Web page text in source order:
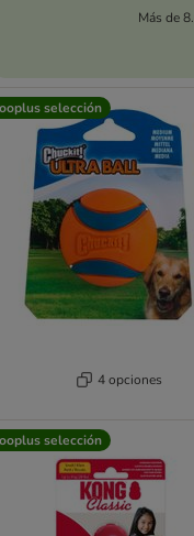
Más de
selección
4 opciones
selección